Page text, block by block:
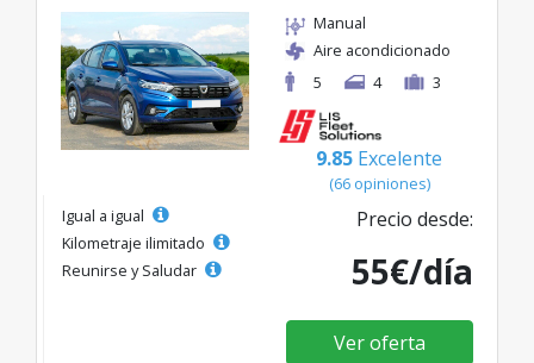
Manual
Aire acondicionado
5
4 3
9.85 Excelente
(66 opiniones)
Igual a igual
Kilometraje ilimitado
Reunirse y Saludar
Precio desde:
55€/día
Ver oferta